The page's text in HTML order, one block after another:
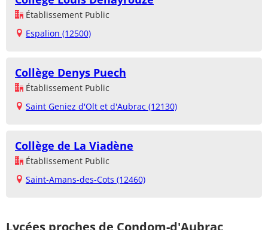
Établissement Public
Espalion (12500)
Collège Denys Puech
Établissement Public
Saint Geniez d'Olt et d'Aubrac (12130)
Collège de La Viadène
Établissement Public
Saint-Amans-des-Cots (12460)